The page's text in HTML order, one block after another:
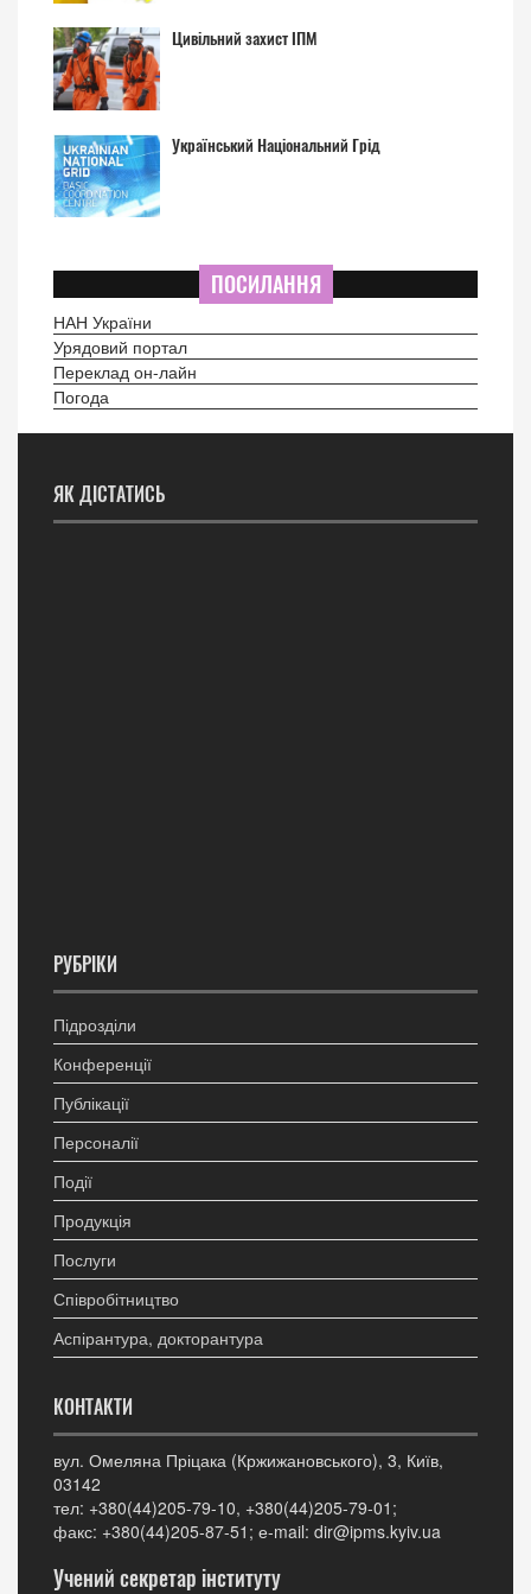
Цивільний захист ІПМ
Український Національний Грід
ПОСИЛАННЯ
НАН України
Урядовий портал
Переклад он-лайн
Погода
ЯК ДІСТАТИСЬ
РУБРІКИ
Підрозділи
Конференції
Публікації
Персоналії
Події
Продукція
Послуги
Співробітництво
Аспірантура, докторантура
КОНТАКТИ
вул. Омеляна Пріцака (Кржижановського), 3, Київ,
03142
тел: +380(44)205-79-10, +380(44)205-79-01;
факс: +380(44)205-87-51; е-mail: dir@ipms.kyiv.ua
Учений секретар інституту